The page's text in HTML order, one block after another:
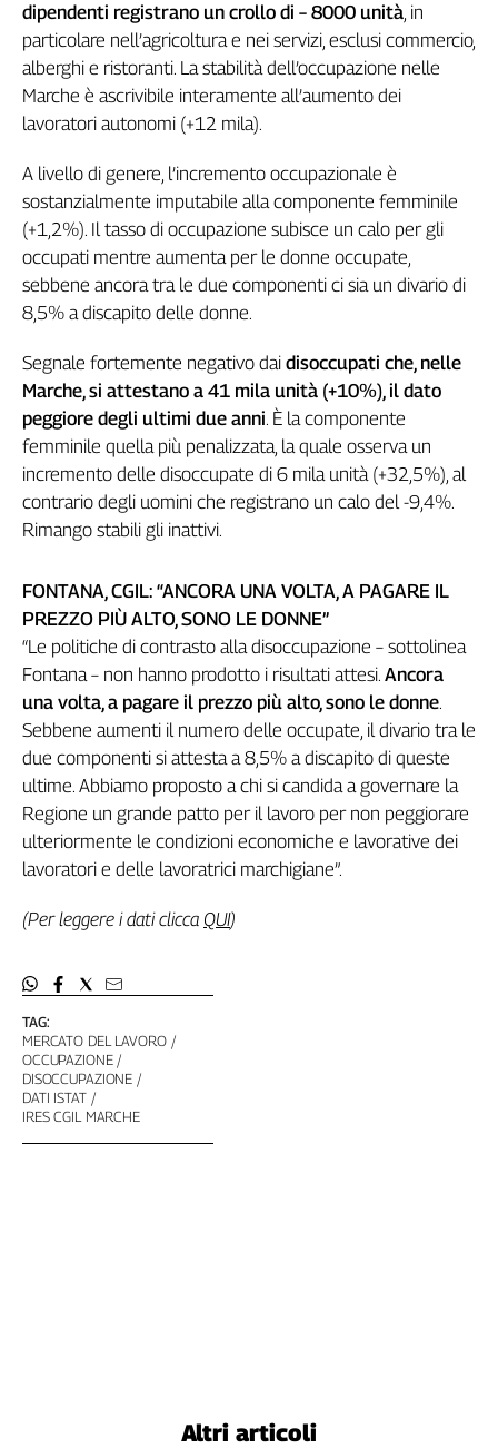
Sassolino
Linea
Economica
Tech
It
Inserti
Idea
InFlai
Le
tv
Work
in
Progress
L'Italia
nel
Lavoro
Molise
Alto
Adige
Basilicata
Calabria
Campania
Emilia-
Romagna
Friuli
Venezia
Lazio
Lombardia
Marche
Piemonte
Puglia
Sardegna
TAG:
MERCATO DEL LAVORO
OCCUPAZIONE
DISOCCUPAZIONE
DATI ISTAT
IRES CGIL MARCHE
dipendenti registrano un crollo di – 8000 unità, in
particolare nell’agricoltura e nei servizi, esclusi commercio,
alberghi e ristoranti. La stabilità dell’occupazione nelle
Marche è ascrivibile interamente all’aumento dei
lavoratori autonomi (+12 mila).
A livello di genere, l’incremento occupazionale è
sostanzialmente imputabile alla componente femminile
(+1,2%). Il tasso di occupazione subisce un calo per gli
occupati mentre aumenta per le donne occupate,
sebbene ancora tra le due componenti ci sia un divario di
8,5% a discapito delle donne.
Segnale fortemente negativo dai disoccupati che, nelle
Marche, si attestano a 41 mila unità (+10%), il dato
peggiore degli ultimi due anni. È la componente
femminile quella più penalizzata, la quale osserva un
incremento delle disoccupate di 6 mila unità (+32,5%), al
contrario degli uomini che registrano un calo del -9,4%.
Rimango stabili gli inattivi.
FONTANA, CGIL: “ANCORA UNA VOLTA, A PAGARE IL
PREZZO PIÙ ALTO, SONO LE DONNE”
“Le politiche di contrasto alla disoccupazione – sottolinea
Fontana – non hanno prodotto i risultati attesi. Ancora
una volta, a pagare il prezzo più alto, sono le donne.
Sebbene aumenti il numero delle occupate, il divario tra le
due componenti si attesta a 8,5% a discapito di queste
ultime. Abbiamo proposto a chi si candida a governare la
Regione un grande patto per il lavoro per non peggiorare
ulteriormente le condizioni economiche e lavorative dei
lavoratori e delle lavoratrici marchigiane”.
(Per leggere i dati clicca QUI)
Altri articoli